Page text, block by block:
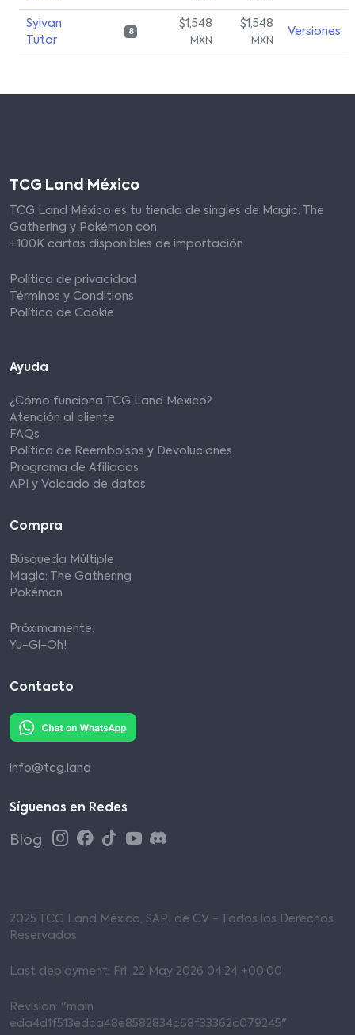
Sylvan
Tutor
8
$1,548
MXN
$1,548
MXN
Versiones
TCG Land México
TCG Land México es tu tienda de singles de Magic: The
Gathering y Pokémon con
+100K cartas disponibles de importación
Política de privacidad
Términos y Conditions
Política de Cookie
Ayuda
¿Cómo funciona TCG Land México?
Atención al cliente
FAQs
Política de Reembolsos y Devoluciones
Programa de Afiliados
API y Volcado de datos
Compra
Búsqueda Múltiple
Magic: The Gathering
Pokémon
Próximamente:
Yu-Gi-Oh!
Contacto
info@tcg.land
Síguenos en Redes
Blog
2025 TCG Land México, SAPI de CV - Todos los Derechos
Reservados
Last deployment: Fri, 22 May 2026 04:24 +00:00
Revision: "main
eda4d1f513edca48e8582834c68f33362c079245"